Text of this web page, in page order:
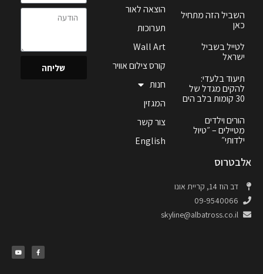
השביל הזה מתחיל
כאן
לטייל בשביל
ישראל
תיעוד בלעדי:
להקים מגדל של
30 קומות בלב הים
הורים וילדים
מטיילים – ״טיול
ילדותי״
הוצאה לאור
תערוכות
Wall Art
קורס צילום אוויר
חנות
המגזין
צור קשר
English
שליחה
אלבטרוס
דב הוז 14, קריית אונו
09-9540066
skyline@albatross.co.il